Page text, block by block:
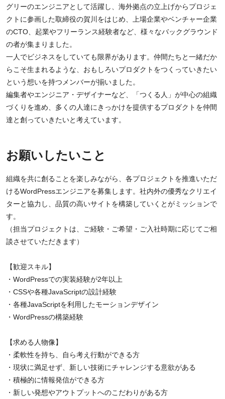
グリーのエンジニアとして活躍し、海外拠点の立上げからプロジェ
クトに参画した取締役の賀川をはじめ、上場企業やベンチャー企業
のCTO、起業やフリーランス経験者など、様々なバックグラウンド
の者が集まりました。
一人でビジネスをしていても限界があります。仲間たちと一緒だか
らこそ生まれるような、おもしろいプロダクトをつくっていきたい
という想いを持つメンバーが揃いました。
編集者やエンジニア・デザイナーなど、「つくる人」が中心の組織
づくりを進め、多くの人達にきっかけを提供するプロダクトを仲間
達と創っていきたいと考えています。
お願いしたいこと
組織を共に創ることを楽しみながら、各プロジェクトを推進いただ
けるWordPressエンジニアを募集します。社内外の優秀なクリエイ
ターと協力し、品質の高いサイトを構築していくとがミッションで
す。
（担当プロジェクトは、ご経験・ご希望・ご入社時期に応じてご相
談させていただきます）
【歓迎スキル】
・WordPressでの実装経験が2年以上
・CSSや各種JavaScriptの設計経験
・各種JavaScriptを利用したモーションデザイン
・WordPressの構築経験
【求める人物像】
・柔軟性を持ち、自ら考え行動ができる方
・現状に満足せず、新しい技術にチャレンジする意欲がある
・積極的に情報発信ができる方
・新しい発想やアウトプットへのこだわりがある方